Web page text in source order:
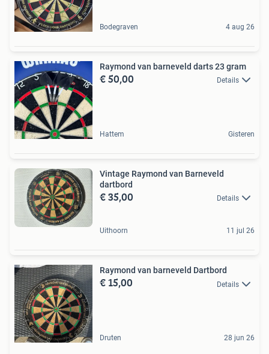
Bodegraven 4 aug 26
Raymond van barneveld darts 23 gram
€ 50,00 Details
Hattem Gisteren
Vintage Raymond van Barneveld
dartbord
€ 35,00 Details
Uithoorn 11 jul 26
Raymond van barneveld Dartbord
€ 15,00 Details
Druten 28 jun 26